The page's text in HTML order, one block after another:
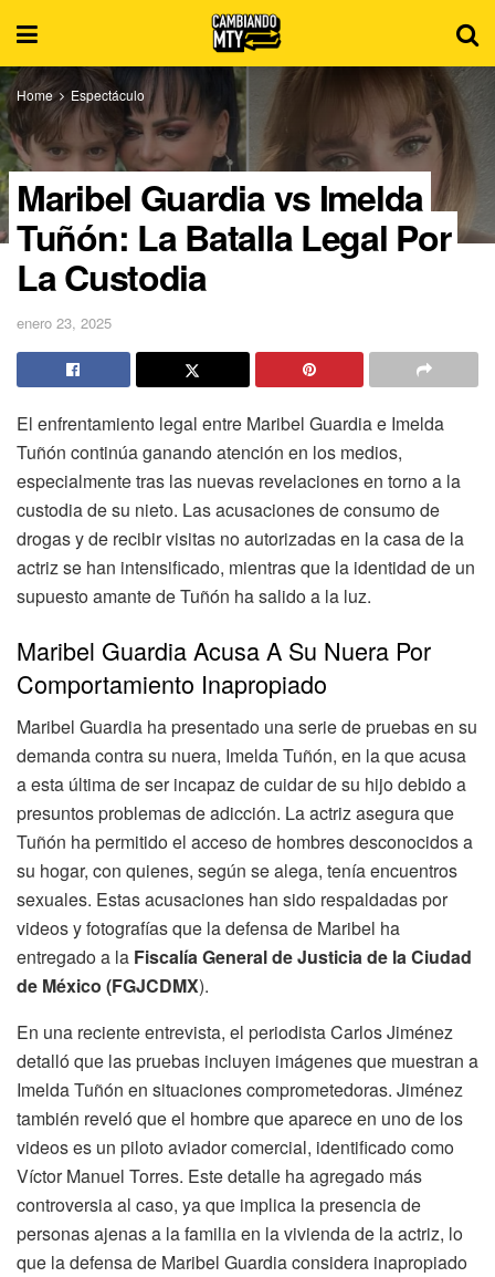
Home Espectáculo
Maribel Guardia vs Imelda
Tuñón: La Batalla Legal Por
La Custodia
enero 23, 2025
El enfrentamiento legal entre Maribel Guardia e Imelda
Tuñón continúa ganando atención en los medios,
especialmente tras las nuevas revelaciones en torno a la
custodia de su nieto. Las acusaciones de consumo de
drogas y de recibir visitas no autorizadas en la casa de la
actriz se han intensificado, mientras que la identidad de un
supuesto amante de Tuñón ha salido a la luz.
Maribel Guardia Acusa A Su Nuera Por
Comportamiento Inapropiado
Maribel Guardia ha presentado una serie de pruebas en su
demanda contra su nuera, Imelda Tuñón, en la que acusa
a esta última de ser incapaz de cuidar de su hijo debido a
presuntos problemas de adicción. La actriz asegura que
Tuñón ha permitido el acceso de hombres desconocidos a
su hogar, con quienes, según se alega, tenía encuentros
sexuales. Estas acusaciones han sido respaldadas por
videos y fotografías que la defensa de Maribel ha
entregado a la Fiscalía General de Justicia de la Ciudad
de México (FGJCDMX).
En una reciente entrevista, el periodista Carlos Jiménez
detalló que las pruebas incluyen imágenes que muestran a
Imelda Tuñón en situaciones comprometedoras. Jiménez
también reveló que el hombre que aparece en uno de los
videos es un piloto aviador comercial, identificado como
Víctor Manuel Torres. Este detalle ha agregado más
controversia al caso, ya que implica la presencia de
personas ajenas a la familia en la vivienda de la actriz, lo
que la defensa de Maribel Guardia considera inapropiado